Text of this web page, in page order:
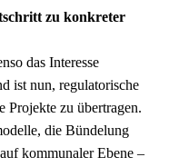
zu konkreter
das Interesse
ist nun, regulatorische
Projekte zu übertragen.
die Bündelung
kommunaler Ebene –